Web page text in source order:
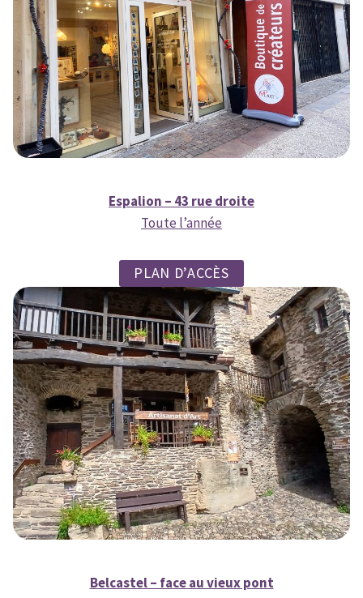
Espalion – 43 rue droite
Toute l’année
PLAN D’ACCÈS
Belcastel – face au vieux pont